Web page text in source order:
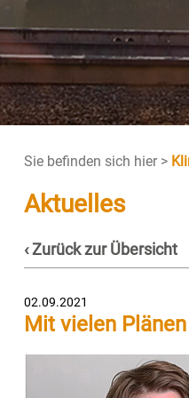
Sie befinden sich hier >
Aktuelles
‹ Zurück zur Übersicht
02.09.2021
Mit vielen